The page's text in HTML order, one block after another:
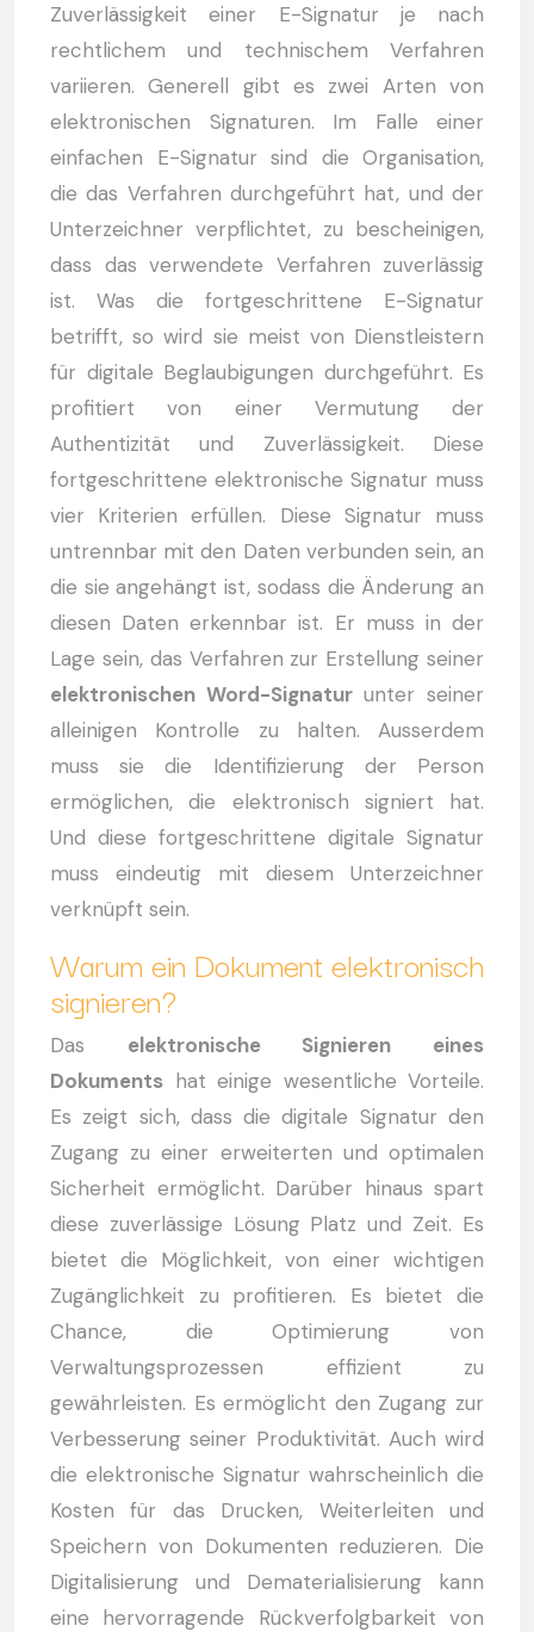
Zuverlässigkeit einer E-Signatur je nach
rechtlichem und technischem Verfahren
variieren. Generell gibt es zwei Arten von
elektronischen Signaturen. Im Falle einer
einfachen E-Signatur sind die Organisation,
die das Verfahren durchgeführt hat, und der
Unterzeichner verpflichtet, zu bescheinigen,
dass das verwendete Verfahren zuverlässig
ist. Was die fortgeschrittene E-Signatur
betrifft, so wird sie meist von Dienstleistern
für digitale Beglaubigungen durchgeführt. Es
profitiert von einer Vermutung der
Authentizität und Zuverlässigkeit. Diese
fortgeschrittene elektronische Signatur muss
vier Kriterien erfüllen. Diese Signatur muss
untrennbar mit den Daten verbunden sein, an
die sie angehängt ist, sodass die Änderung an
diesen Daten erkennbar ist. Er muss in der
Lage sein, das Verfahren zur Erstellung seiner
elektronischen Word-Signaturunter seiner
alleinigen Kontrolle zu halten. Ausserdem
muss sie die Identifizierung der Person
ermöglichen, die elektronisch signiert hat.
Und diese fortgeschrittene digitale Signatur
muss eindeutig mit diesem Unterzeichner
verknüpft sein.
Warum ein Dokument elektronisch
signieren?
Das elektronische Signieren eines
Dokuments hat einige wesentliche Vorteile.
Es zeigt sich, dass die digitale Signatur den
Zugang zu einer erweiterten und optimalen
Sicherheit ermöglicht. Darüber hinaus spart
diese zuverlässige Lösung Platz und Zeit. Es
bietet die Möglichkeit, von einer wichtigen
Zugänglichkeit zu profitieren. Es bietet die
Chance, die Optimierung von
Verwaltungsprozessen effizient zu
gewährleisten. Es ermöglicht den Zugang zur
Verbesserung seiner Produktivität. Auch wird
die elektronische Signatur wahrscheinlich die
Kosten für das Drucken, Weiterleiten und
Speichern von Dokumenten reduzieren. Die
Digitalisierung und Dematerialisierung kann
eine hervorragende Rückverfolgbarkeit von